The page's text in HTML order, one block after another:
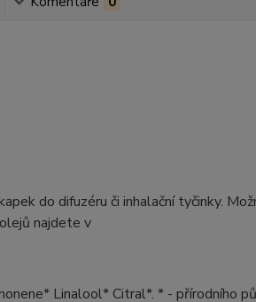
do difuzéru či inhalační tyčinky.
najdete v
Linalool* Citral*. * - přírodního